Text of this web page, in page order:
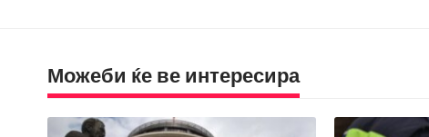
Можеби ќе ве интересира